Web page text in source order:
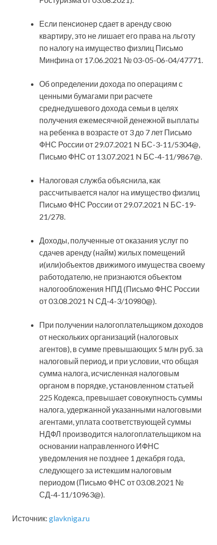
Если пенсионер сдает в аренду свою
квартиру, это не лишает его права на льготу
по налогу на имущество физлиц Письмо
Минфина от 17.06.2021 № 03-05-06-04/47771.
Об определении дохода по операциям с
ценными бумагами при расчете
среднедушевого дохода семьи в целях
получения ежемесячной денежной выплаты
на ребенка в возрасте от 3 до 7 лет Письмо
ФНС России от 29.07.2021 N БС-3-11/5304@,
Письмо ФНС от 13.07.2021 N БС-4-11/9867@.
Налоговая служба объяснила, как
рассчитывается налог на имущество физлиц
Письмо ФНС России от 29.07.2021 N БС-19-
21/278.
Доходы, полученные от оказания услуг по
сдачев аренду (найм) жилых помещений
и(или)объектов движимого имущества своему
работодателю, не признаются объектом
налогообложения НПД (Письмо ФНС России
от 03.08.2021 N СД-4-3/10980@).
При получении налогоплательщиком доходов
от нескольких организаций (налоговых
агентов), в сумме превышающих 5 млн руб. за
налоговый период, и при условии, что общая
сумма налога, исчисленная налоговым
органом в порядке, установленном статьей
225 Кодекса, превышает совокупность суммы
налога, удержанной указанными налоговыми
агентами, уплата соответствующей суммы
НДФЛ производится налогоплательщиком на
основании направленного ИФНС
уведомления не позднее 1 декабря года,
следующего за истекшим налоговым
периодом (Письмо ФНС от 03.08.2021 №
СД-4-11/10963@).
Источник: glavkniga.ru